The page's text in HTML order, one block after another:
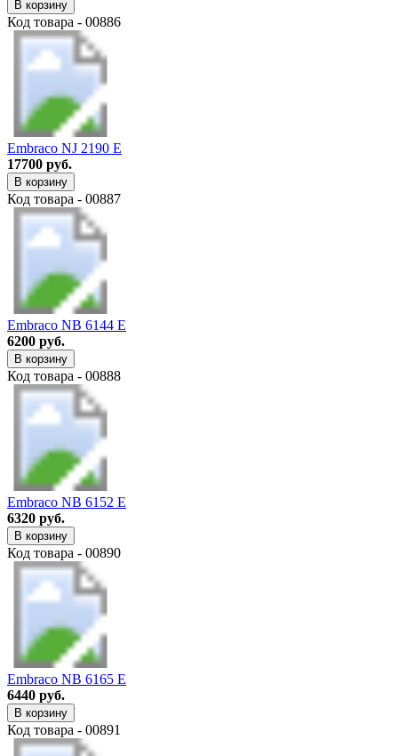
В корзину
Код товара - 00886
Embraco NJ 2190 E
17700 руб.
В корзину
Код товара - 00887
Embraco NB 6144 E
6200 руб.
В корзину
Код товара - 00888
Embraco NB 6152 E
6320 руб.
В корзину
Код товара - 00890
Embraco NB 6165 E
6440 руб.
В корзину
Код товара - 00891